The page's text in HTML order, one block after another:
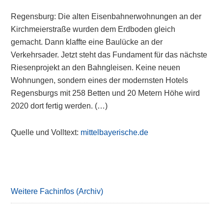
Regensburg: Die alten Eisenbahnerwohnungen an der
Kirchmeierstraße wurden dem Erdboden gleich
gemacht. Dann klaffte eine Baulücke an der
Verkehrsader. Jetzt steht das Fundament für das nächste
Riesenprojekt an den Bahngleisen. Keine neuen
Wohnungen, sondern eines der modernsten Hotels
Regensburgs mit 258 Betten und 20 Metern Höhe wird
2020 dort fertig werden. (…)
Quelle und Volltext: mittelbayerische.de
Weitere Fachinfos (Archiv)